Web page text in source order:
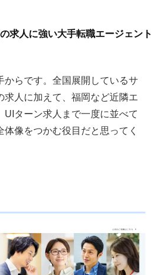
求人に強い大手転職エージェント
からです。全国展開しているサ
求人に加えて、福岡など近隣エ
UIターン求人まで一度に並べて
像をつかむ役目だと思ってく